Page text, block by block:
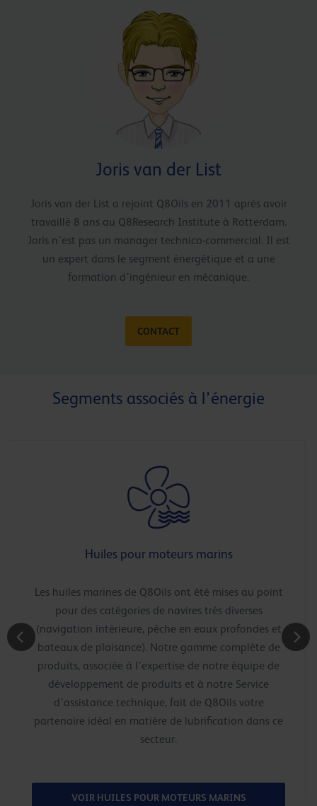
Joris van der List
Joris van der List a rejoint Q8Oils en 2011 après avoir
travaillé 8 ans au Q8Research Institute à Rotterdam.
Joris n’est pas un manager technico-commercial. Il est
un expert dans le segment énergétique et a une
formation d’ingénieur en mécanique.
CONTACT
Segments associés à l’énergie
Huiles pour moteurs marins
Les huiles marines de Q8Oils ont été mises au point
pour des catégories de navires très diverses
(navigation intérieure, pêche en eaux profondes et
bateaux de plaisance). Notre gamme complète de
produits, associée à l’expertise de notre équipe de
développement de produits et à notre Service
d’assistance technique, fait de Q8Oils votre
partenaire idéal en matière de lubrification dans ce
secteur.
VOIR HUILES POUR MOTEURS MARINS